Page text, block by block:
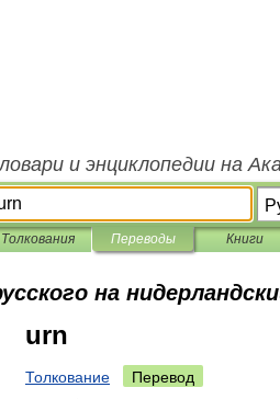
и энциклопедии на
Толкования Переводы Книги
на
urn
Толкование Перевод